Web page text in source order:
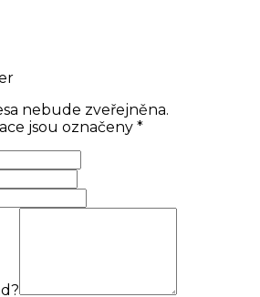
nebude zveřejněna.
jsou označeny *